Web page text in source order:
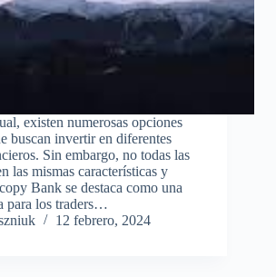
existen numerosas opciones
buscan invertir en diferentes
Sin embargo, no todas las
las mismas características y
Bank se destaca como una
para los traders…
12 febrero, 2024